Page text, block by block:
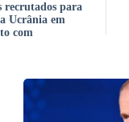
recrutados para
Ucrânia em
com